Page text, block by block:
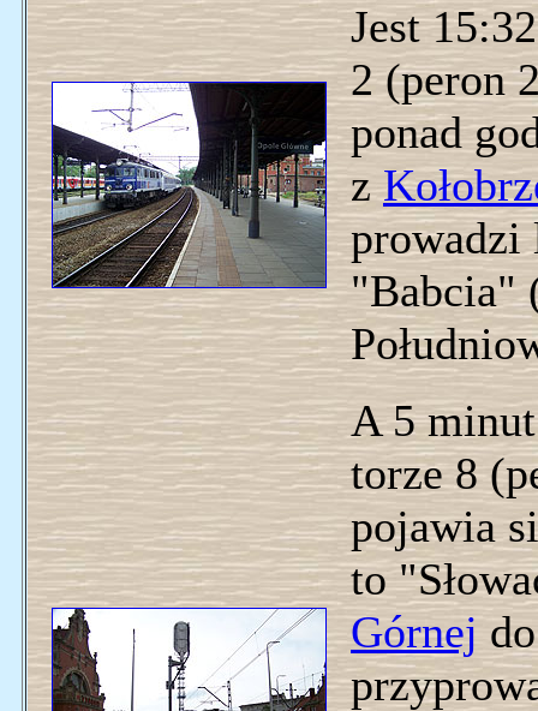
Jest
2 (peron
ponad
z
prowadzi
"Babcia"
A 5
torze 8
pojawia
to
Górnej